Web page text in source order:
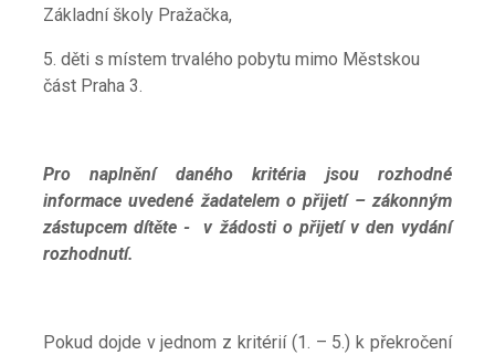
Základní školy Pražačka,
5. děti s místem trvalého pobytu mimo Městskou
část Praha 3.
Pro naplnění daného kritéria jsou rozhodné
informace uvedené žadatelem o přijetí – zákonným
zástupcem dítěte - v žádosti o přijetí v den vydání
rozhodnutí.
Pokud dojde v jednom z kritérií (1. – 5.) k překročení